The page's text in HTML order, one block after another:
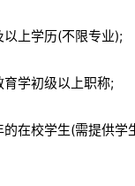
上学历(不限专业);
学初级以上职称;
在校学生(需提供学